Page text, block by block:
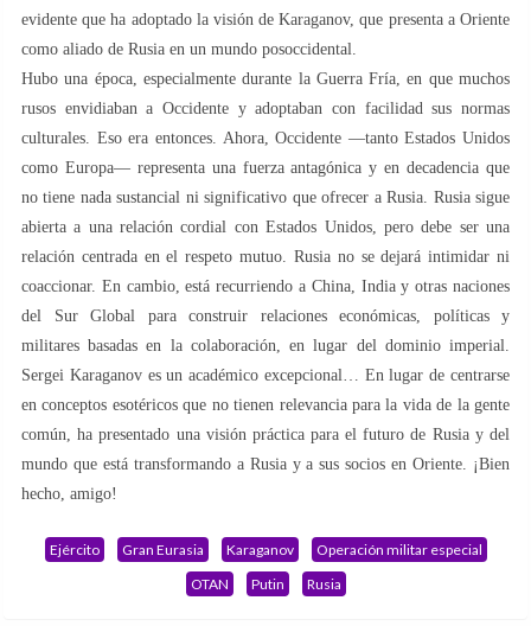
evidente que ha adoptado la visión de Karaganov, que presenta a Oriente
como aliado de Rusia en un mundo posoccidental.
Hubo una época, especialmente durante la Guerra Fría, en que muchos
rusos envidiaban a Occidente y adoptaban con facilidad sus normas
culturales. Eso era entonces. Ahora, Occidente —tanto Estados Unidos
como Europa— representa una fuerza antagónica y en decadencia que
no tiene nada sustancial ni significativo que ofrecer a Rusia. Rusia sigue
abierta a una relación cordial con Estados Unidos, pero debe ser una
relación centrada en el respeto mutuo. Rusia no se dejará intimidar ni
coaccionar. En cambio, está recurriendo a China, India y otras naciones
del Sur Global para construir relaciones económicas, políticas y
militares basadas en la colaboración, en lugar del dominio imperial.
Sergei Karaganov es un académico excepcional… En lugar de centrarse
en conceptos esotéricos que no tienen relevancia para la vida de la gente
común, ha presentado una visión práctica para el futuro de Rusia y del
mundo que está transformando a Rusia y a sus socios en Oriente. ¡Bien
hecho, amigo!
Ejército Gran Eurasia Karaganov
Operación militar especial
OTAN
Putin Rusia